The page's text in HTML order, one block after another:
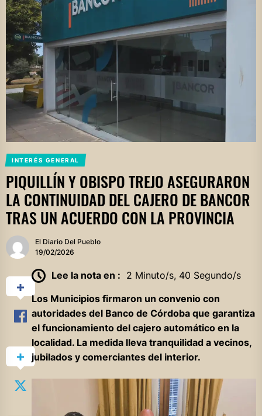
INTERÉS GENERAL
PIQUILLÍN Y OBISPO TREJO ASEGURARON
LA CONTINUIDAD DEL CAJERO DE BANCOR
TRAS UN ACUERDO CON LA PROVINCIA
El Diario Del Pueblo
19/02/2026
Lee la nota en : 2 Minuto/s, 40 Segundo/s
Los Municipios firmaron un convenio con
autoridades del Banco de Córdoba que garantiza
el funcionamiento del cajero automático en la
localidad. La medida lleva tranquilidad a vecinos,
jubilados y comerciantes del interior.